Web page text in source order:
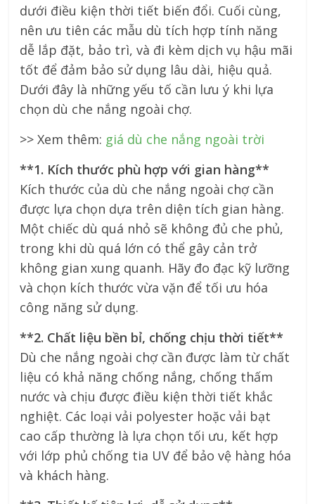
dưới điều kiện thời tiết biến đổi. Cuối cùng,
nên ưu tiên các mẫu dù tích hợp tính năng
dễ lắp đặt, bảo trì, và đi kèm dịch vụ hậu mãi
tốt để đảm bảo sử dụng lâu dài, hiệu quả.
Dưới đây là những yếu tố cần lưu ý khi lựa
chọn dù che nắng ngoài chợ.
>> Xem thêm: giá dù che nắng ngoài trời
**1. Kích thước phù hợp với gian hàng**
Kích thước của dù che nắng ngoài chợ cần
được lựa chọn dựa trên diện tích gian hàng.
Một chiếc dù quá nhỏ sẽ không đủ che phủ,
trong khi dù quá lớn có thể gây cản trở
không gian xung quanh. Hãy đo đạc kỹ lưỡng
và chọn kích thước vừa vặn để tối ưu hóa
công năng sử dụng.
**2. Chất liệu bền bỉ, chống chịu thời tiết**
Dù che nắng ngoài chợ cần được làm từ chất
liệu có khả năng chống nắng, chống thấm
nước và chịu được điều kiện thời tiết khắc
nghiệt. Các loại vải polyester hoặc vải bạt
cao cấp thường là lựa chọn tối ưu, kết hợp
với lớp phủ chống tia UV để bảo vệ hàng hóa
và khách hàng.